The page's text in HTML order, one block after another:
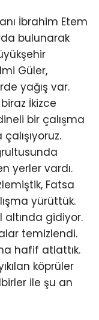
İbrahim Etem
bulunarak
Güler,
yağış var.
İkizce
bir çalışma
yerler vardı.
Fatsa
yürüttük.
altında gidiyor.
temizlendi.
hafif atlattık.
köprüler
ile şu an